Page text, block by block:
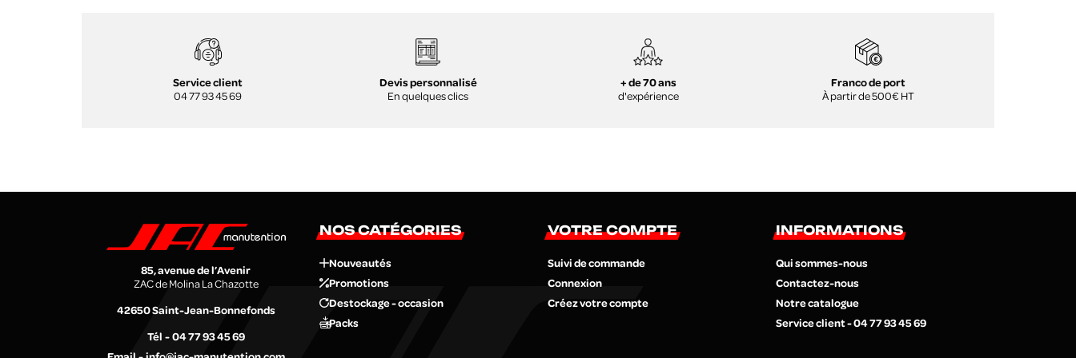
Service client
04 77 93 45 69
Devis personnalisé
En quelques clics
+ de 70 ans
d'expérience
Franco de port
À partir de 500€ HT
85, avenue de l’Avenir
ZAC de Molina La Chazotte
42650Saint-Jean-Bonnefonds
Tél
04 77 93 45 69
NOS CATÉGORIES
Nouveautés
Promotions
Destockage - occasion
Packs
INFORMATIONS
Qui sommes-nous
Contactez-nous
Notre catalogue
Service client - 04 77 93 45 69
VOTRE COMPTE
Suivi de commande
Connexion
Créez votre compte